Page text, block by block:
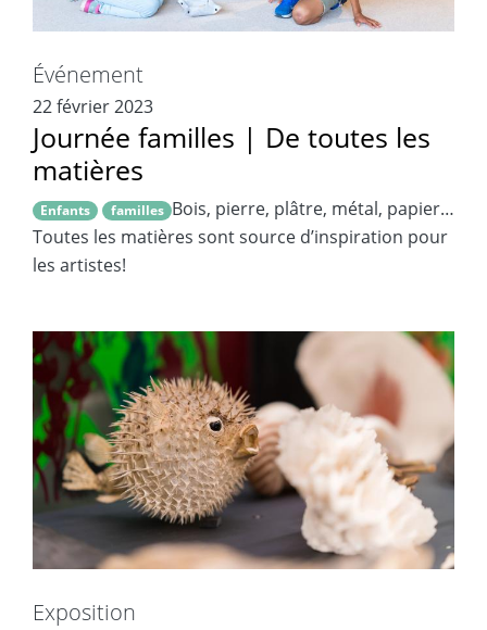
Événement
22 février 2023
Journée familles | De toutes les
matières
Enfants familles Bois, pierre, plâtre, métal, papier…
Toutes les matières sont source d’inspiration pour
les artistes!
Exposition